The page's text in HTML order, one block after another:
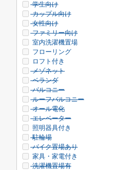
学生向け
カップル向け
女性向け
ファミリー向け
室内洗濯機置場
フローリング
ロフト付き
メゾネット
ベランダ
バルコニー
ルーフバルコニー
オール電化
エレベーター
照明器具付き
駐輪場
バイク置場あり
家具・家電付き
洗濯機置場有